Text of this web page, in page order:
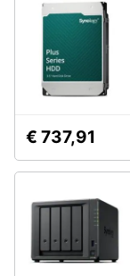
e
Giardinaggio
e
igiene
Beauty
Giocattoli
€ 737,91